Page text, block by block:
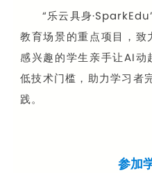
“乐云具身
教育场景的重点项目，致
感兴趣的学生亲手让AI动
低技术门槛，助力学习者
践。
参加